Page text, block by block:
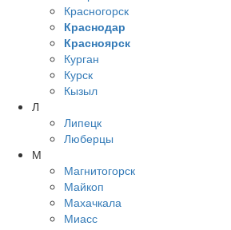
Красногорск
Краснодар
Красноярск
Курган
Курск
Кызыл
Л
Липецк
Люберцы
М
Магнитогорск
Майкоп
Махачкала
Миасс